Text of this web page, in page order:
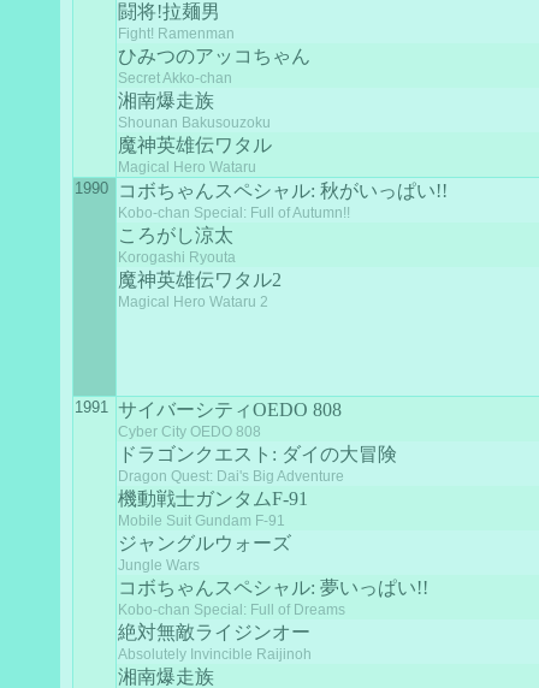
闘将!拉麺男
Fight! Ramenman
ひみつのアッコちゃん
Secret Akko-chan
湘南爆走族
Shounan Bakusouzoku
魔神英雄伝ワタル
Magical Hero Wataru
1990 コボちゃんスペシャル: 秋がいっぱい!!
Kobo-chan Special: Full of Autumn!!
ころがし涼太
Korogashi Ryouta
魔神英雄伝ワタル2
Magical Hero Wataru 2
1991 サイバーシティOEDO 808
Cyber City OEDO 808
ドラゴンクエスト: ダイの大冒険
Dragon Quest: Dai's Big Adventure
機動戦士ガンタムF-91
Mobile Suit Gundam F-91
ジャングルウォーズ
Jungle Wars
コボちゃんスペシャル: 夢いっぱい!!
Kobo-chan Special: Full of Dreams
絶対無敵ライジンオー
Absolutely Invincible Raijinoh
湘南爆走族